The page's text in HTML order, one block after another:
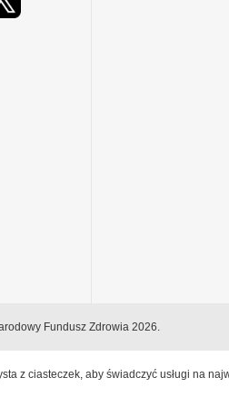
Fundusz Zdrowia 2026.
z ciasteczek, aby świadczyć usługi na